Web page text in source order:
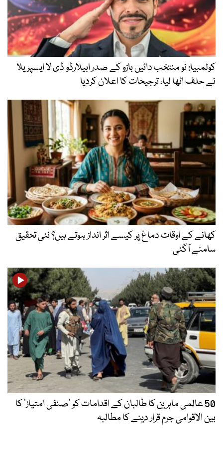
کولمبیا: نو منتخب دائیں بازو کے صدر ابیلارڈو ڈی لا ایسپریلا
نے حلف اٹھا لیا، ترجیحات کا اعلان کردیا
کھانے کے اوقات دماغ پر کیسے اثر انداز ہوتے ہیں؟ نئی تحقیق
سامنے آگئی
50 عالمی ماہرین کا طالبان کے اقدامات کو ’صنفی امتیاز‘ کا
بین الاقوامی جرم قرار دینے کا مطالبہ